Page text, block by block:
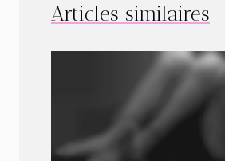
Articles similaires